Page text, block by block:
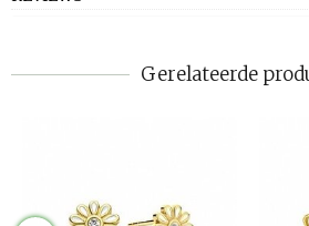
Gerelateerde